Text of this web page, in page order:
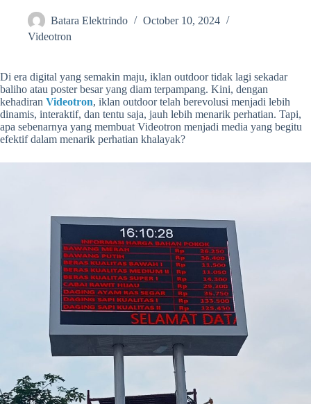
Batara Elektrindo
October 10, 2024
Videotron
Di era digital yang semakin maju, iklan outdoor tidak lagi sekadar
baliho atau poster besar yang diam terpampang. Kini, dengan
kehadiran Videotron, iklan outdoor telah berevolusi menjadi lebih
dinamis, interaktif, dan tentu saja, jauh lebih menarik perhatian. Tapi,
apa sebenarnya yang membuat Videotron menjadi media yang begitu
efektif dalam menarik perhatian khalayak?